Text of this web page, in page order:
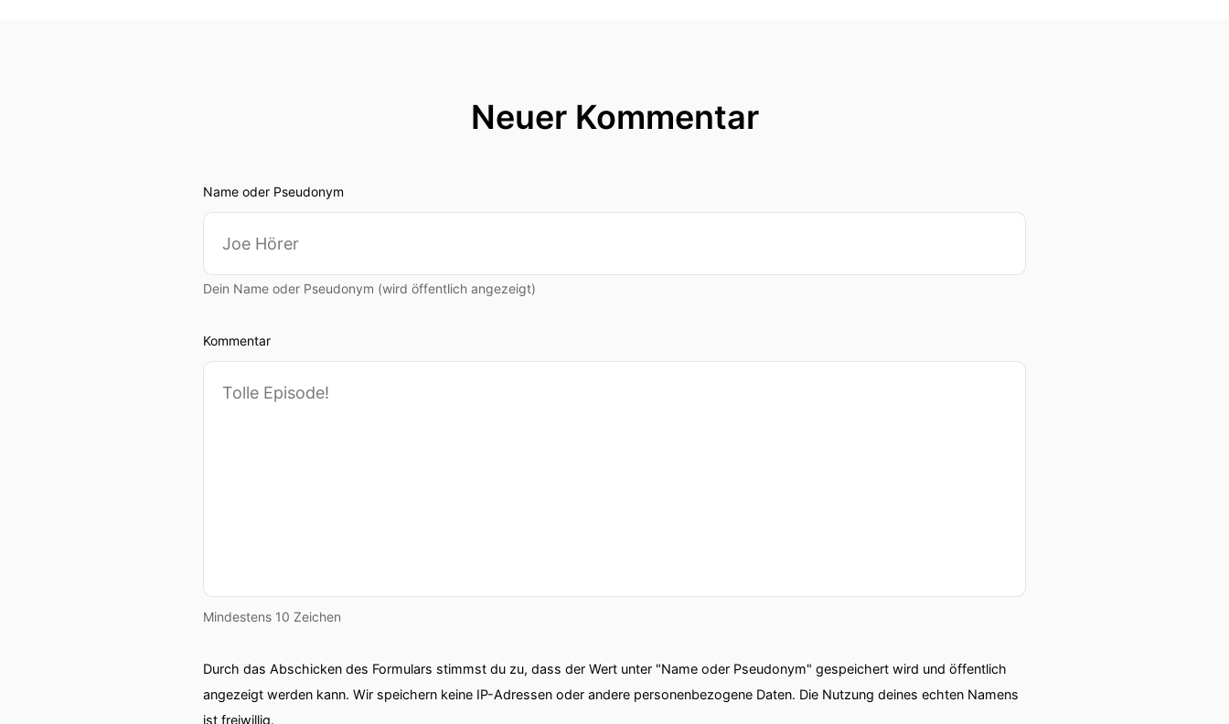
Neuer Kommentar
Name oder Pseudonym
Dein Name oder Pseudonym (wird öffentlich angezeigt)
Kommentar
Mindestens 10 Zeichen
Durch das Abschicken des Formulars stimmst du zu, dass der Wert unter "Name oder Pseudonym" gespeichert wird und öffentlich
angezeigt werden kann. Wir speichern keine IP-Adressen oder andere personenbezogene Daten. Die Nutzung deines echten Namens
ist freiwillig.